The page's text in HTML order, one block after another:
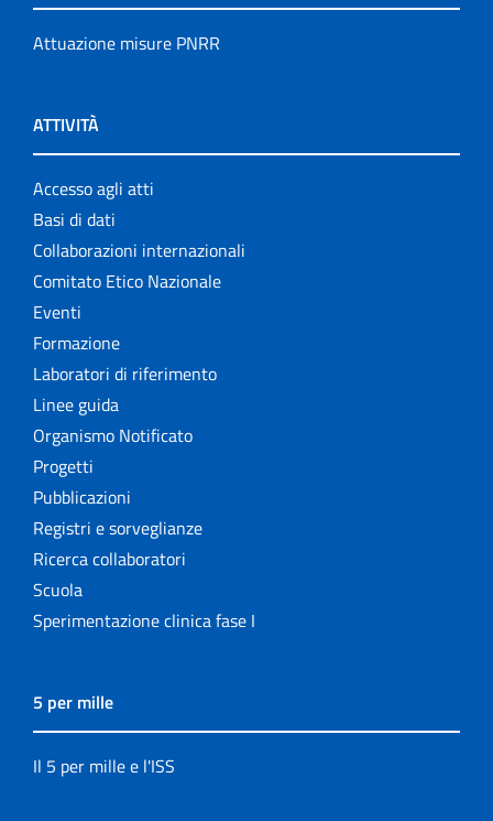
Attuazione misure PNRR
ATTIVITÀ
Accesso agli atti
Basi di dati
Collaborazioni internazionali
Comitato Etico Nazionale
Eventi
Formazione
Laboratori di riferimento
Linee guida
Organismo Notificato
Progetti
Pubblicazioni
Registri e sorveglianze
Ricerca collaboratori
Scuola
Sperimentazione clinica fase I
5 per mille
Il 5 per mille e l'ISS